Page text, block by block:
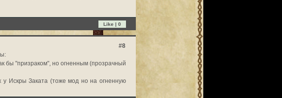
Like | 0
#8
бы "призраком", но огненным (прозрачный
у Искры Заката (тоже мод но на огненную